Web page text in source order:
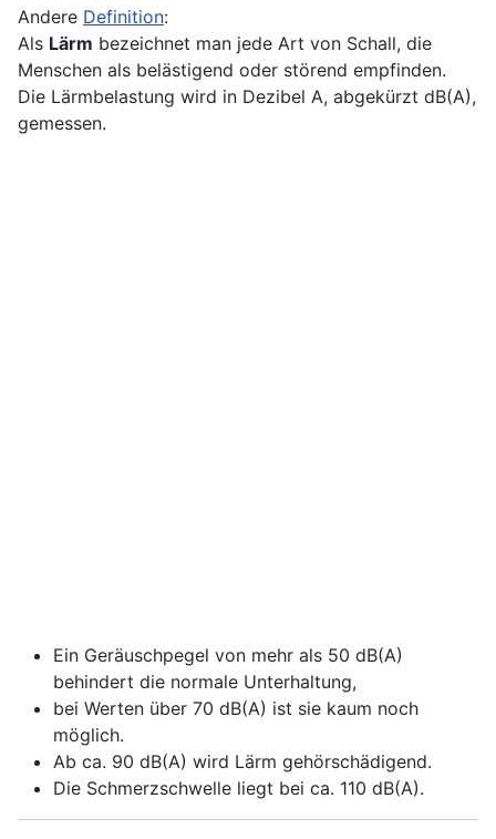
Andere Definition:
Als Lärm bezeichnet man jede Art von Schall, die
Menschen als belästigend oder störend empfinden.
Die Lärmbelastung wird in Dezibel A, abgekürzt dB(A),
gemessen.
Ein Geräuschpegel von mehr als 50 dB(A)
behindert die normale Unterhaltung,
bei Werten über 70 dB(A) ist sie kaum noch
möglich.
Ab ca. 90 dB(A) wird Lärm gehörschädigend.
Die Schmerzschwelle liegt bei ca. 110 dB(A).